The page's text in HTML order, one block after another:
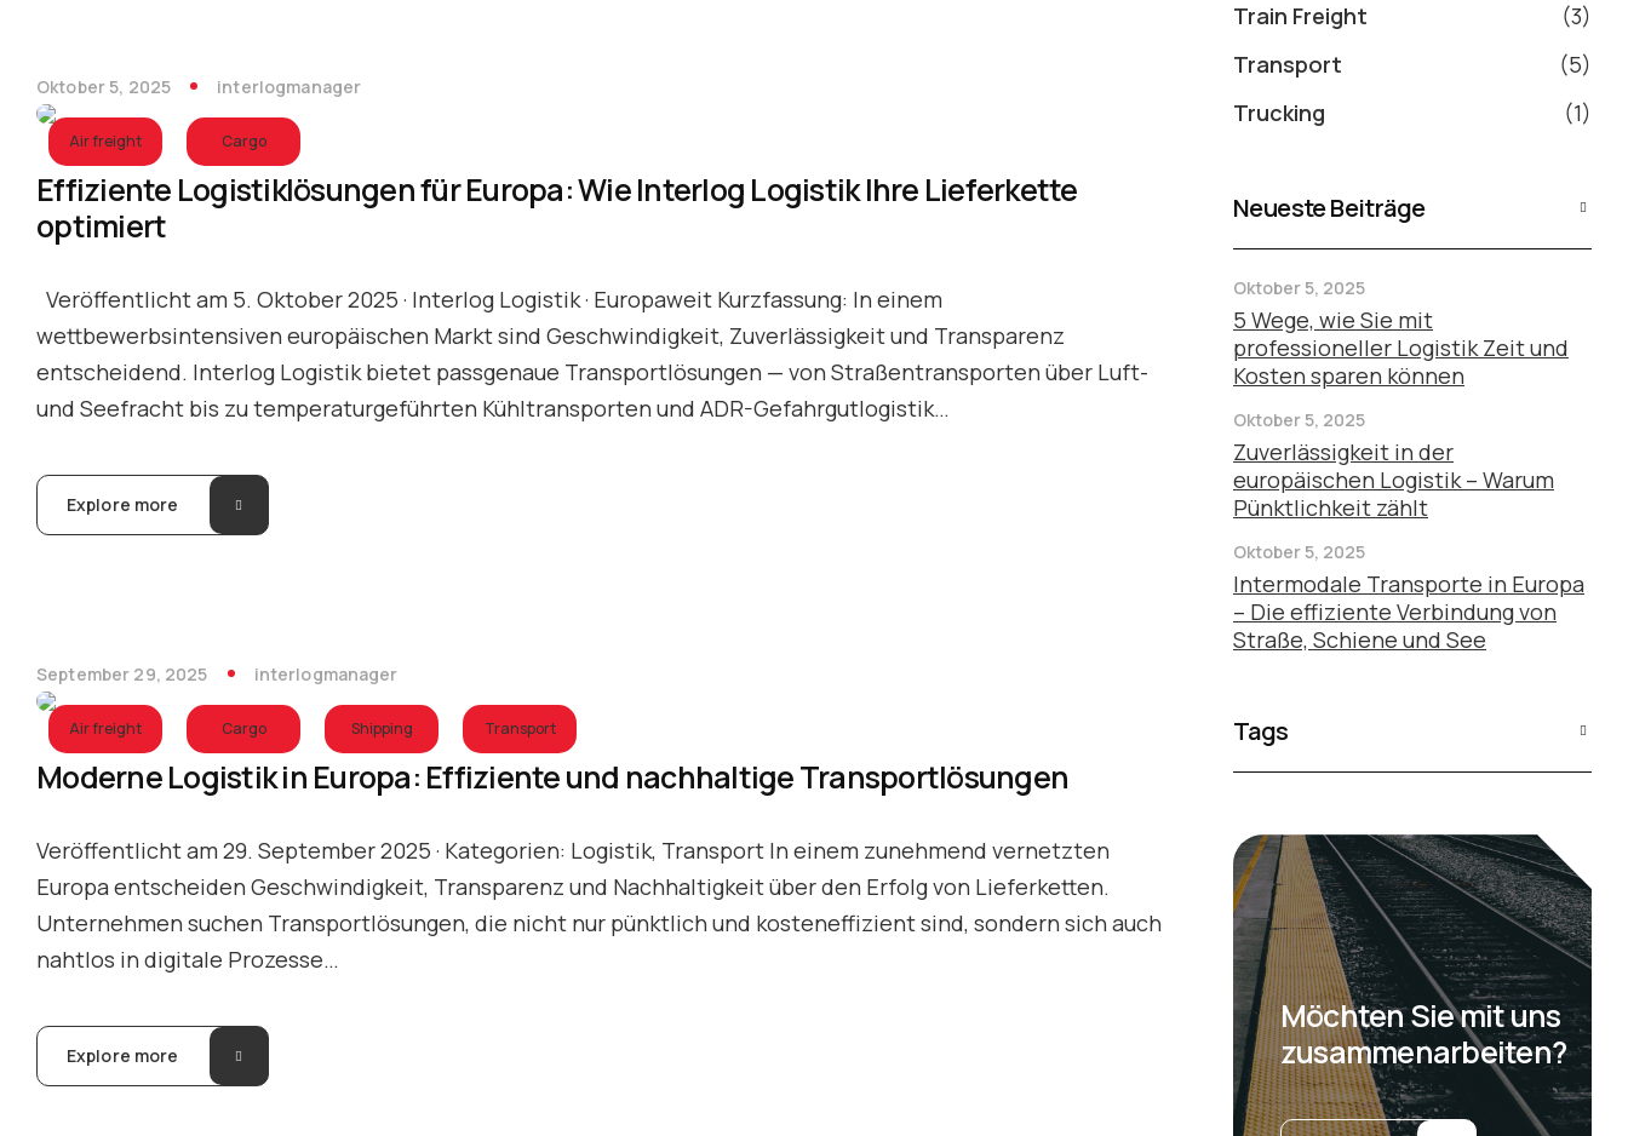
Oktober 5, 2025 interlogmanager
Air freight Cargo
Effiziente Logistiklösungen für Europa: Wie Interlog Logistik Ihre Lieferkette
optimiert
Veröffentlicht am 5. Oktober 2025 · Interlog Logistik · Europaweit Kurzfassung: In einem
wettbewerbsintensiven europäischen Markt sind Geschwindigkeit, Zuverlässigkeit und Transparenz
entscheidend. Interlog Logistik bietet passgenaue Transportlösungen — von Straßentransporten über Luft-
und Seefracht bis zu temperaturgeführten Kühltransporten und ADR-Gefahrgutlogistik…
Explore more
September 29, 2025 interlogmanager
Air freight Cargo Shipping Transport
Moderne Logistik in Europa: Effiziente und nachhaltige Transportlösungen
Veröffentlicht am 29. September 2025 · Kategorien: Logistik, Transport In einem zunehmend vernetzten
Europa entscheiden Geschwindigkeit, Transparenz und Nachhaltigkeit über den Erfolg von Lieferketten.
Unternehmen suchen Transportlösungen, die nicht nur pünktlich und kosteneffizient sind, sondern sich auch
nahtlos in digitale Prozesse…
Explore more
Train Freight
(3)
Transport
(5)
Trucking
(1)
Neueste Beiträge
5 Wege, wie Sie mit
professioneller Logistik Zeit und
Kosten sparen können
Oktober 5, 2025
Zuverlässigkeit in der
europäischen Logistik – Warum
Pünktlichkeit zählt
Oktober 5, 2025
Intermodale Transporte in Europa
– Die effiziente Verbindung von
Straße, Schiene und See
Oktober 5, 2025
Tags
Möchten Sie mit uns
zusammenarbeiten?